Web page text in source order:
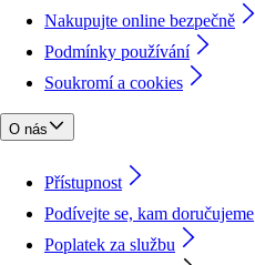
Nakupujte online bezpečně
Podmínky používání
Soukromí a cookies
O nás
Přístupnost
Podívejte se, kam doručujeme
Poplatek za službu